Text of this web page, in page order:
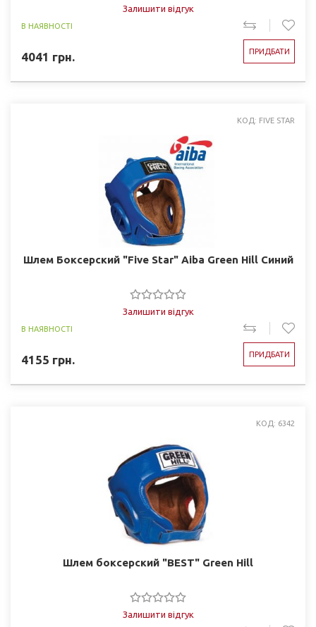
Залишити відгук
В НАЯВНОСТІ
4041 грн. ПРИДБАТИ
КОД: FIVE STAR
Шлем Боксерский "Five Star" Aiba Green Hill Синий
Залишити відгук
В НАЯВНОСТІ
4155 грн. ПРИДБАТИ
КОД: 6342
Шлем боксерский "BEST" Green Hill
Залишити відгук